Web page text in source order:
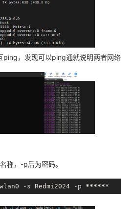
ping，发现可以ping通就说明两者网络
称，-p后为密码。
-s Redmi2024 -p *****